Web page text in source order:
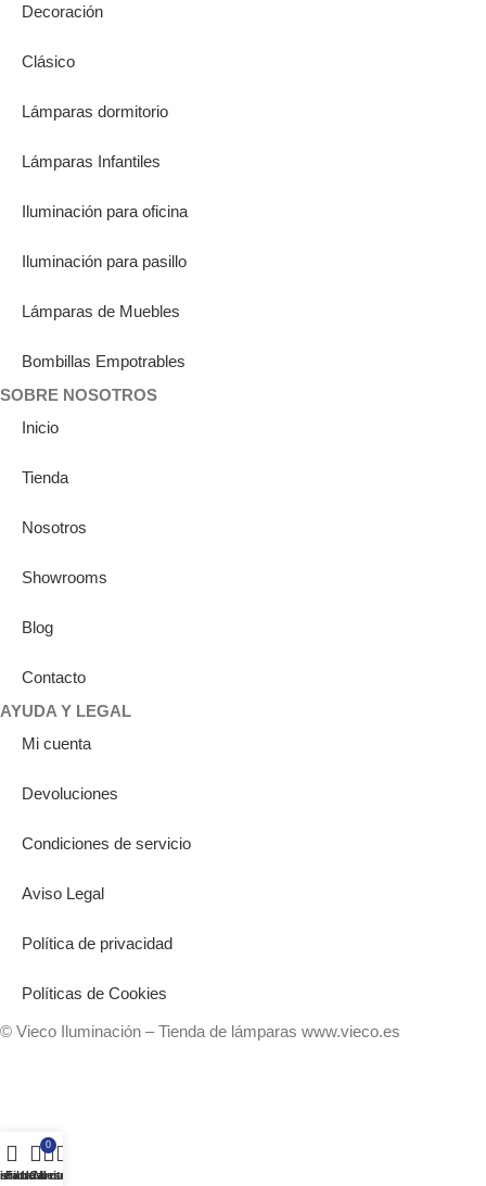
Decoración
Clásico
Lámparas dormitorio
Lámparas Infantiles
Iluminación para oficina
Iluminación para pasillo
Lámparas de Muebles
Bombillas Empotrables
SOBRE NOSOTROS
Inicio
Tienda
Nosotros
Showrooms
Blog
Contacto
AYUDA Y LEGAL
Mi cuenta
Devoluciones
Condiciones de servicio
Aviso Legal
Política de privacidad
Políticas de Cookies
© Vieco Iluminación – Tienda de lámparas www.vieco.es
Filtros
de deseos
0
Carrito
Mi cuenta